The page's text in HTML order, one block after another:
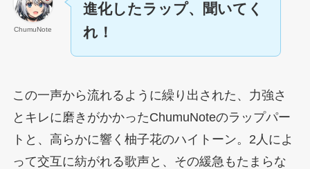
ChumuNote
進化したラップ、聞いてく
れ！
この一声から流れるように繰り出された、力強さ
とキレに磨きがかかったChumuNoteのラップパー
トと、高らかに響く柚子花のハイトーン。2人によ
って交互に紡がれる歌声と、その緩急もたまらな